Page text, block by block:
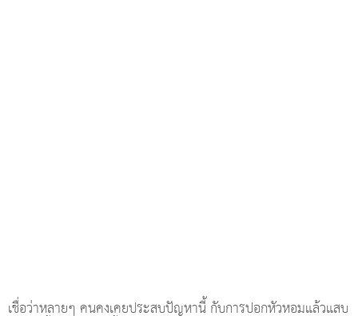
เชื่อว่าหลายๆ คนคงเคยประสบปัญหานี้ กับการปอกหัวหอมแล้วแสบ